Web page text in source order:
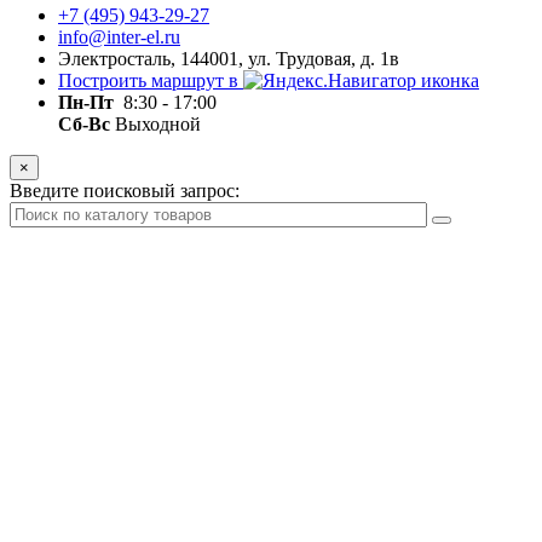
+7 (495) 943-29-27
info@inter-el.ru
Электросталь, 144001, ул. Трудовая, д. 1в
Построить маршрут в
Пн-Пт 8:30 - 17:00
Сб-Вс Выходной
×
Введите поисковый запрос: